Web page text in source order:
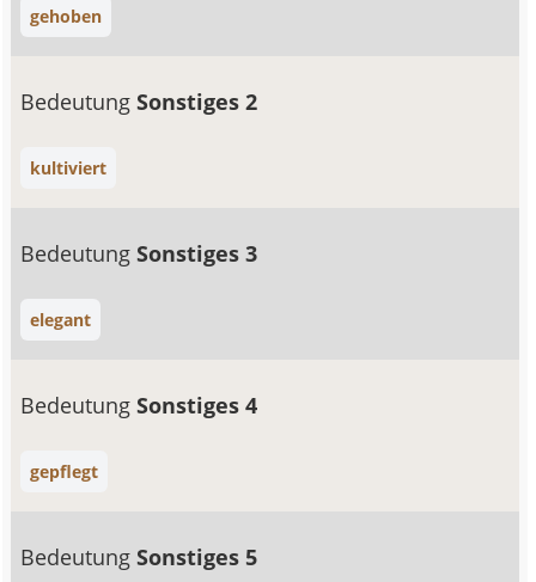
gehoben
BedeutungSonstiges 2
kultiviert
BedeutungSonstiges 3
elegant
BedeutungSonstiges 4
gepflegt
BedeutungSonstiges 5